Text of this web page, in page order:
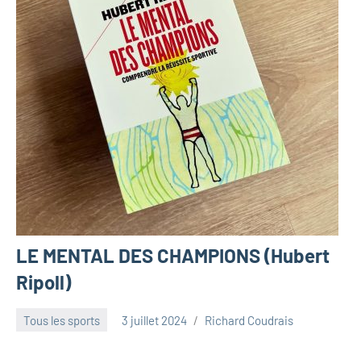
LE MENTAL DES CHAMPIONS (Hubert
Ripoll)
Tous les sports 3 juillet 2024 Richard Coudrais